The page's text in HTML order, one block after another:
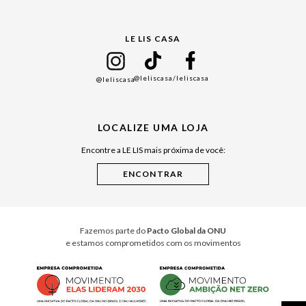
Cuidados Casa
LE LIS CASA
@leliscasa@leliscasa/leliscasa
LOCALIZE UMA LOJA
Encontre a LE LIS mais próxima de você:
Fazemos parte do Pacto Global da ONU
e estamos comprometidos com os movimentos